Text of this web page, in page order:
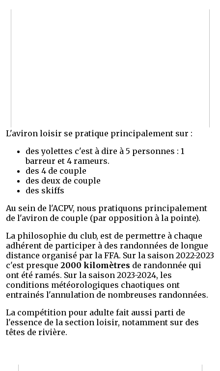
L'aviron loisir se pratique principalement sur :
des yolettes c'est à dire à 5 personnes : 1
barreur et 4 rameurs.
des 4 de couple
des deux de couple
des skiffs
Au sein de l'ACPV, nous pratiquons principalement
de l'aviron de couple (par opposition à la pointe).
La philosophie du club, est de permettre à chaque
adhérent de participer à des randonnées de longue
distance organisé par la FFA. Sur la saison 2022-2023
c'est presque 2000 kilomètres de randonnée qui
ont été ramés. Sur la saison 2023-2024, les
conditions météorologiques chaotiques ont
entrainés l'annulation de nombreuses randonnées.
La compétition pour adulte fait aussi parti de
l'essence de la section loisir, notamment sur des
têtes de rivière.